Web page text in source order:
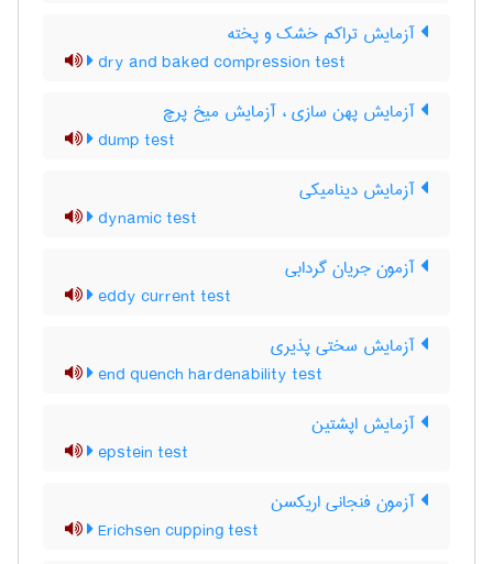
آزمایش تراکم خشک و پخته
dry and baked compression test
آزمایش پهن سازی ، آزمایش میخ پرچ
dump test
آزمایش دینامیکی
dynamic test
آزمون جریان گردابی
eddy current test
آزمایش سختی پذیری
end quench hardenability test
آزمایش اپشتین
epstein test
آزمون فنجانی اریکسن
Erichsen cupping test